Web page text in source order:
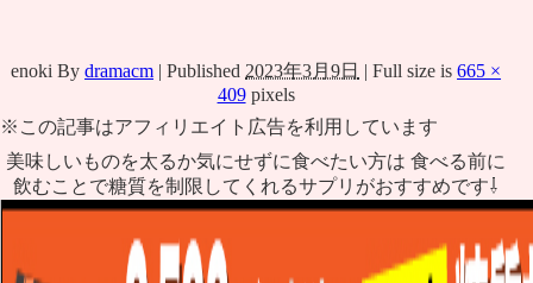
enoki By dramacm | Published 2023年3月9日 | Full size is665 ×
409pixels
※この記事はアフィリエイト広告を利用しています
美味しいものを太るか気にせずに食べたい方は 食べる前に
飲むことで糖質を制限してくれるサプリがおすすめです⇩